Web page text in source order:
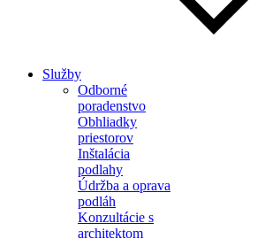
Služby
Odborné
poradenstvo
Obhliadky
priestorov
Inštalácia
podlahy
Údržba a oprava
podláh
Konzultácie s
architektom